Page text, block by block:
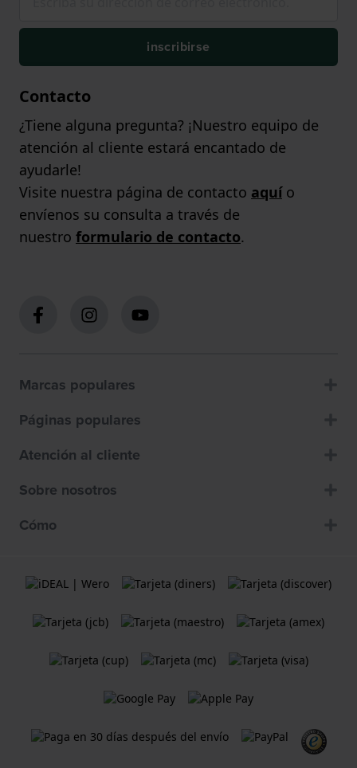
inscribirse
Contacto
¿Tiene alguna pregunta? ¡Nuestro equipo de
atención al cliente estará encantado de
ayudarle!
Visite nuestra página de contacto aquío
envíenos su consulta a través de
nuestro formulario de contacto.
Marcas populares
Páginas populares
Atención al cliente
Sobre nosotros
Cómo